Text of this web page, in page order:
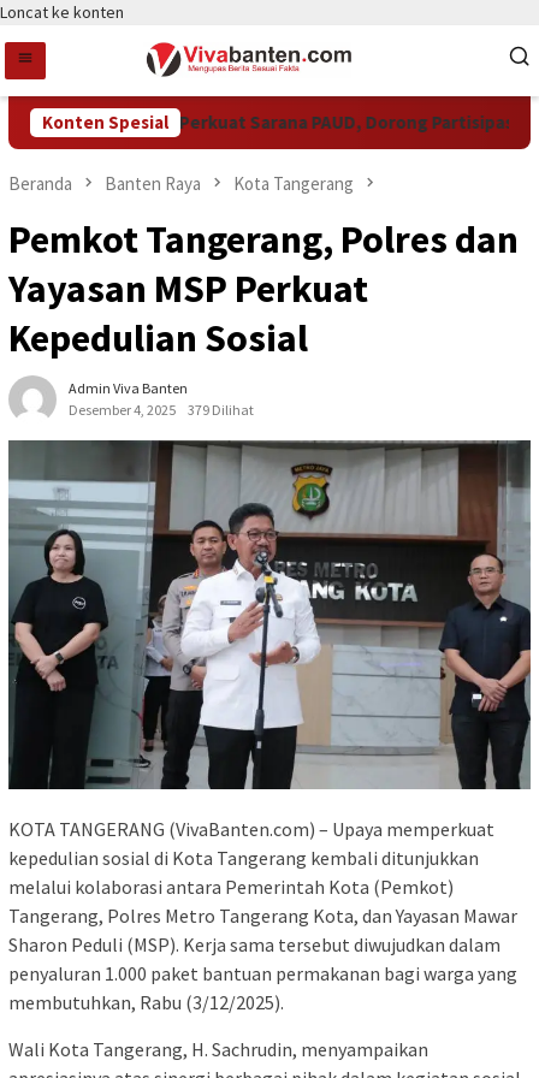
Loncat ke konten
Konten Spesial
Pemkot Tangsel Perkuat Sarana PAUD, Dorong Partisipasi
Beranda Banten Raya Kota Tangerang
Pemkot Tangerang, Polres dan
Yayasan MSP Perkuat
Kepedulian Sosial
Admin Viva Banten
Desember 4, 2025
379 Dilihat
KOTA TANGERANG (VivaBanten.com) – Upaya memperkuat
kepedulian sosial di Kota Tangerang kembali ditunjukkan
melalui kolaborasi antara Pemerintah Kota (Pemkot)
Tangerang, Polres Metro Tangerang Kota, dan Yayasan Mawar
Sharon Peduli (MSP). Kerja sama tersebut diwujudkan dalam
penyaluran 1.000 paket bantuan permakanan bagi warga yang
membutuhkan, Rabu (3/12/2025).
Wali Kota Tangerang, H. Sachrudin, menyampaikan